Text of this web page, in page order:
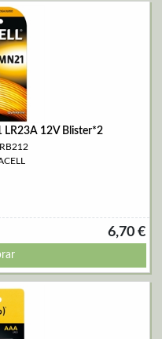
LR23A 12V Blister*2
6,70 €